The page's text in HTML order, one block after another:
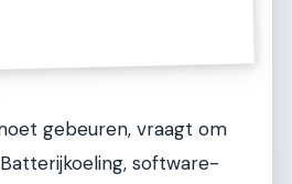
gebeuren, vraagt om
software-